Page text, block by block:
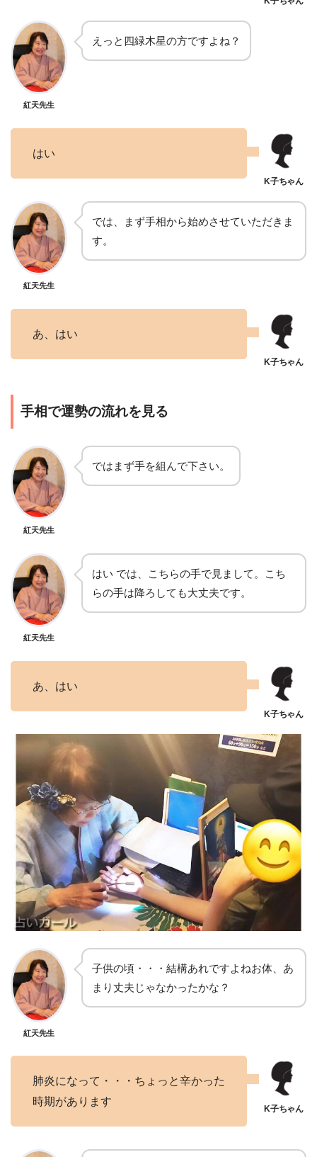
紅天先生
えっと四緑木星の方ですよね？
はい
紅天先生
では、まず手相から始めさせていただきま
す。
あ、はい
手相で運勢の流れを見る
紅天先生
ではまず手を組んで下さい。
紅天先生
はい では、こちらの手で見まして。こち
らの手は降ろしても大丈夫です。
あ、はい
紅天先生
子供の頃・・・結構あれですよねお体、あ
まり丈夫じゃなかったかな？
肺炎になって・・・ちょっと辛かった
時期があります